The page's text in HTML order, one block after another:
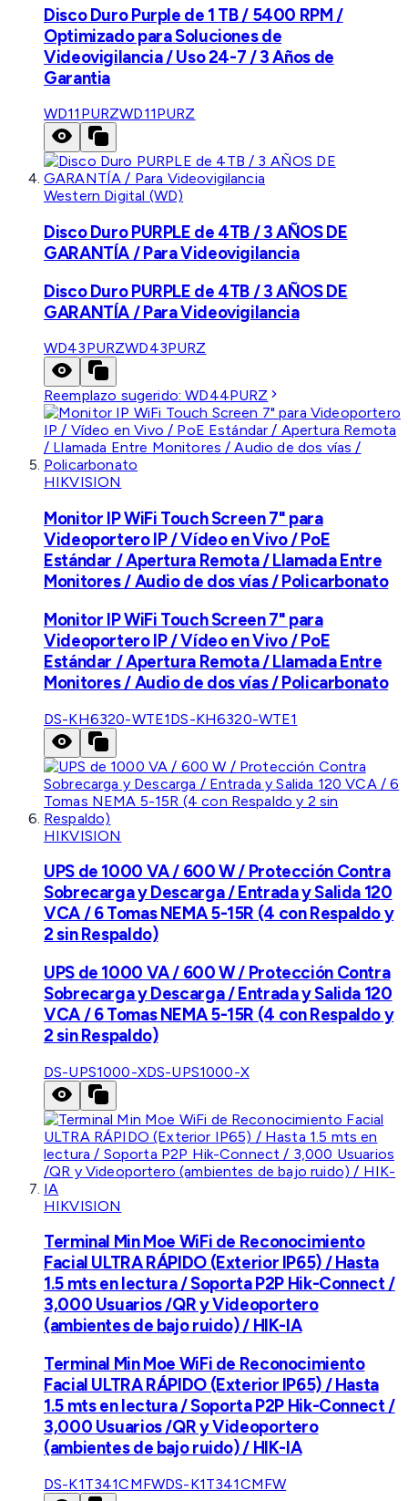
Disco Duro Purple de 1 TB / 5400 RPM /
Optimizado para Soluciones de
Videovigilancia / Uso 24-7 / 3 Años de
Garantia
WD11PURZWD11PURZ
Western Digital (WD)
Disco Duro PURPLE de 4TB / 3 AÑOS DE
GARANTÍA / Para Videovigilancia
Disco Duro PURPLE de 4TB / 3 AÑOS DE
GARANTÍA / Para Videovigilancia
WD43PURZWD43PURZ
Reemplazo sugerido:WD44PURZ
HIKVISION
Monitor IP WiFi Touch Screen 7" para
Videoportero IP / Vídeo en Vivo / PoE
Estándar / Apertura Remota / Llamada Entre
Monitores / Audio de dos vías / Policarbonato
Monitor IP WiFi Touch Screen 7" para
Videoportero IP / Vídeo en Vivo / PoE
Estándar / Apertura Remota / Llamada Entre
Monitores / Audio de dos vías / Policarbonato
DS-KH6320-WTE1DS-KH6320-WTE1
HIKVISION
UPS de 1000 VA / 600 W / Protección Contra
Sobrecarga y Descarga / Entrada y Salida 120
VCA / 6 Tomas NEMA 5-15R (4 con Respaldo y
2 sin Respaldo)
UPS de 1000 VA / 600 W / Protección Contra
Sobrecarga y Descarga / Entrada y Salida 120
VCA / 6 Tomas NEMA 5-15R (4 con Respaldo y
2 sin Respaldo)
DS-UPS1000-XDS-UPS1000-X
HIKVISION
Terminal Min Moe WiFi de Reconocimiento
Facial ULTRA RÁPIDO (Exterior IP65) / Hasta
1.5 mts en lectura / Soporta P2P Hik-Connect /
3,000 Usuarios /QR y Videoportero
(ambientes de bajo ruido) / HIK-IA
Terminal Min Moe WiFi de Reconocimiento
Facial ULTRA RÁPIDO (Exterior IP65) / Hasta
1.5 mts en lectura / Soporta P2P Hik-Connect /
3,000 Usuarios /QR y Videoportero
(ambientes de bajo ruido) / HIK-IA
DS-K1T341CMFWDS-K1T341CMFW